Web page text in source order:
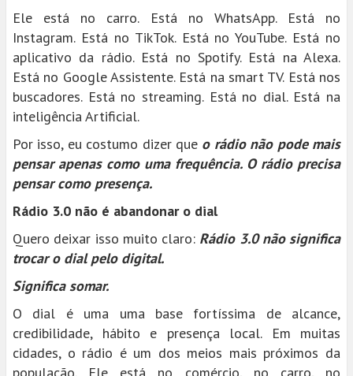
Ele está no carro. Está no WhatsApp. Está no
Instagram. Está no TikTok. Está no YouTube. Está no
aplicativo da rádio. Está no Spotify. Está na Alexa.
Está no Google Assistente. Está na smart TV. Está nos
buscadores. Está no streaming. Está no dial. Está na
inteligência Artificial.
Por isso, eu costumo dizer que o rádio não pode mais
pensar apenas como uma frequência. O rádio precisa
pensar como presença.
Rádio 3.0 não é abandonar o dial
Quero deixar isso muito claro: Rádio 3.0 não significa
trocar o dial pelo digital.
Significa somar.
O dial é uma uma base fortíssima de alcance,
credibilidade, hábito e presença local. Em muitas
cidades, o rádio é um dos meios mais próximos da